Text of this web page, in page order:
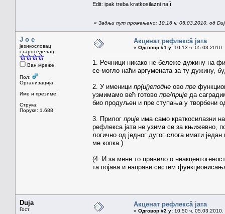
Edit: ipak treba kratkosilazni na ȉ
« Задњи пут промењено: 10.16 ч. 05.03.2010. од
J o e
језикословац
староседелац
Ван мреже
Пол:
Организација:
Име и презиме:
Струка:
Поруке: 1.688
Акценат рефлексâ јата
« Одговор #1 у: 10.13 ч. 05.03.2010.
1. Речници никако не бележе дужину на
се могло наћи аргумената за ту дужину,
2. У именици пр(иј)еподне ово пре
узмимамо већ готово пре/прије да
био продуљен и пре ступања у творбени
3. Прилог прије има само краткосилазни
рефлекса јата не узима се за књижевно,
логично од једног дугог слога имати
ме копка.)
(4. И за мене то правило о
та појава и направи систем
Duja
Гост
Акценат рефлексâ јата
« Одговор #2 у: 10.50 ч. 05.03.2010.